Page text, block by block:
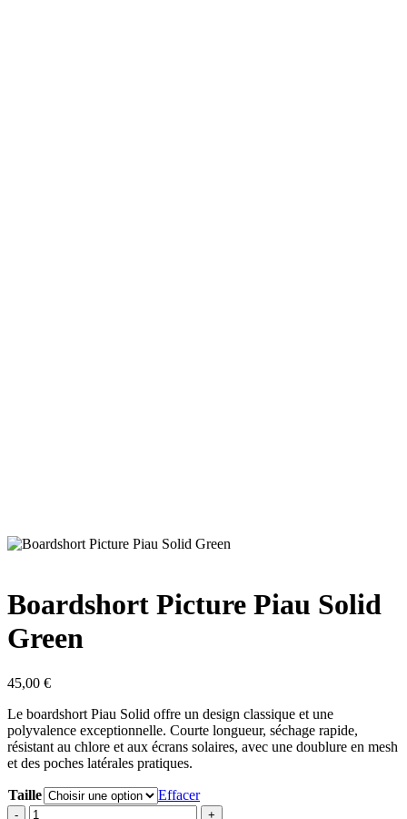
Boardshort Picture Piau Solid
Green
45,00 €
Le boardshort Piau Solid offre un design classique et une
polyvalence exceptionnelle. Courte longueur, séchage rapide,
résistant au chlore et aux écrans solaires, avec une doublure en mesh
et des poches latérales pratiques.
Taille
Effacer
quantité